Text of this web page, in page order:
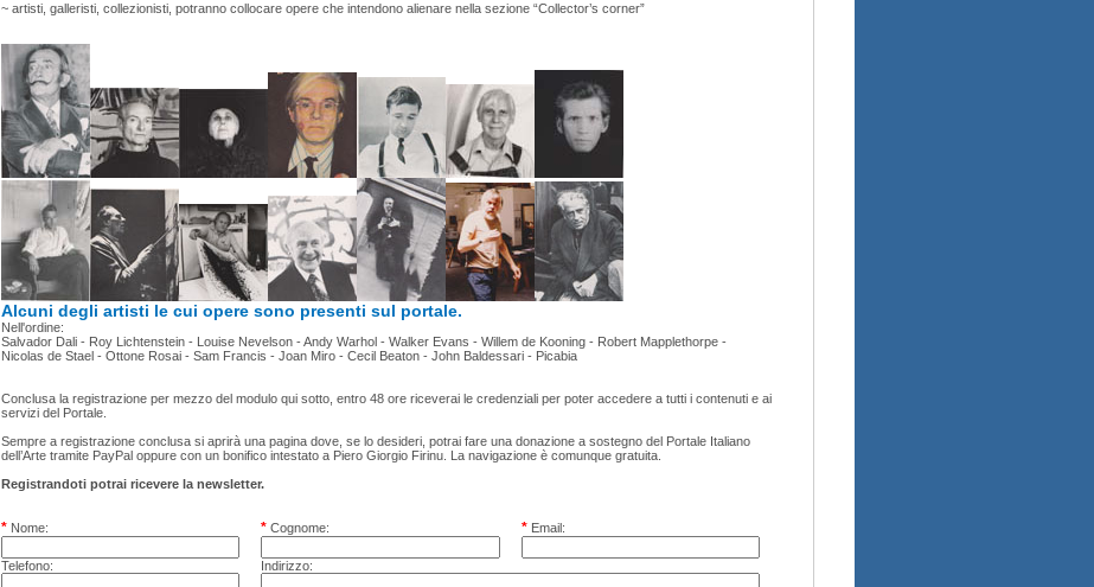
~ artisti, galleristi, collezionisti, potranno collocare opere che intendono alienare nella sezione “Collector’s corner”
Alcuni degli artisti le cui opere sono presenti sul portale.
Nell'ordine:
Salvador Dali - Roy Lichtenstein - Louise Nevelson - Andy Warhol - Walker Evans - Willem de Kooning - Robert Mapplethorpe -
Nicolas de Stael - Ottone Rosai - Sam Francis - Joan Miro - Cecil Beaton - John Baldessari - Picabia
Conclusa la registrazione per mezzo del modulo qui sotto, entro 48 ore riceverai le credenziali per poter accedere a tutti i contenuti e ai
servizi del Portale.
Sempre a registrazione conclusa si aprirà una pagina dove, se lo desideri, potrai fare una donazione a sostegno del Portale Italiano
dell’Arte tramite PayPal oppure con un bonifico intestato a Piero Giorgio Firinu. La navigazione è comunque gratuita.
Registrandoti potrai ricevere la newsletter.
* Nome: * Cognome: *Email:
Telefono: Indirizzo: